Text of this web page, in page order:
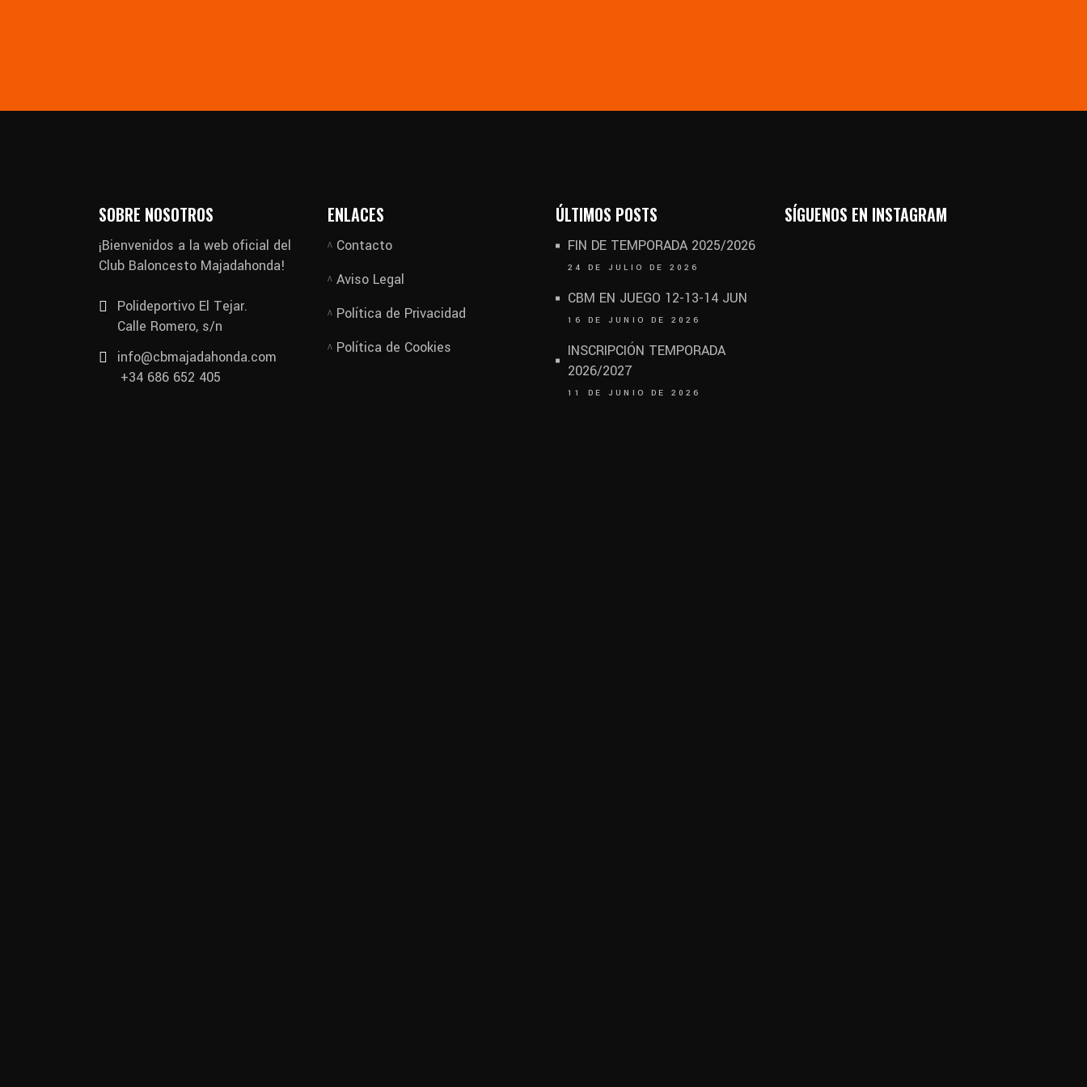
SOBRE NOSOTROS
¡Bienvenidos a la web oficial del
Club Baloncesto Majadahonda!
Polideportivo El Tejar.
Calle Romero, s/n
info@cbmajadahonda.com
+34 686 652 405
ENLACES
Contacto
Aviso Legal
Política de Privacidad
Política de Cookies
ÚLTIMOS POSTS
FIN DE TEMPORADA 2025/2026
24 DE JULIO DE 2026
CBM EN JUEGO 12-13-14 JUN
16 DE JUNIO DE 2026
INSCRIPCIÓN TEMPORADA
2026/2027
11 DE JUNIO DE 2026
SÍGUENOS EN INSTAGRAM